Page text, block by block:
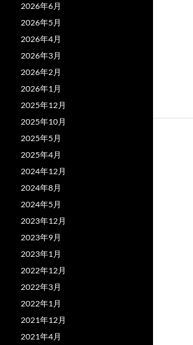
2026年6月
2026年5月
2026年4月
2026年3月
2026年2月
2026年1月
2025年12月
2025年10月
2025年5月
2025年4月
2024年12月
2024年8月
2024年5月
2023年12月
2023年9月
2023年1月
2022年12月
2022年3月
2022年1月
2021年12月
2021年4月